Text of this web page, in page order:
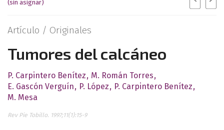
(sin asignar)
Artículo / Originales
Tumores del calcáneo
P. Carpintero Benítez
M. Román Torres
E. Gascón Verguín
P. López
P. Carpintero Benítez
M. Mesa
Rev Pie Tobillo. 1997;11(1):15-9